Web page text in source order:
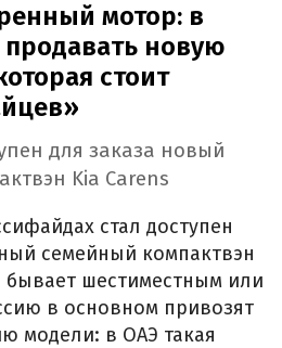
мотор: в
новую
стоит
для заказа новый
Kia Carens
стал доступен
семейный компактвэн
бывает шестиместным или
в основном привозят
модели: в ОАЭ такая